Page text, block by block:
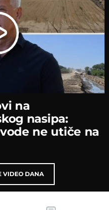
na
nasipa:
ne utiče na
VIDEO DANA